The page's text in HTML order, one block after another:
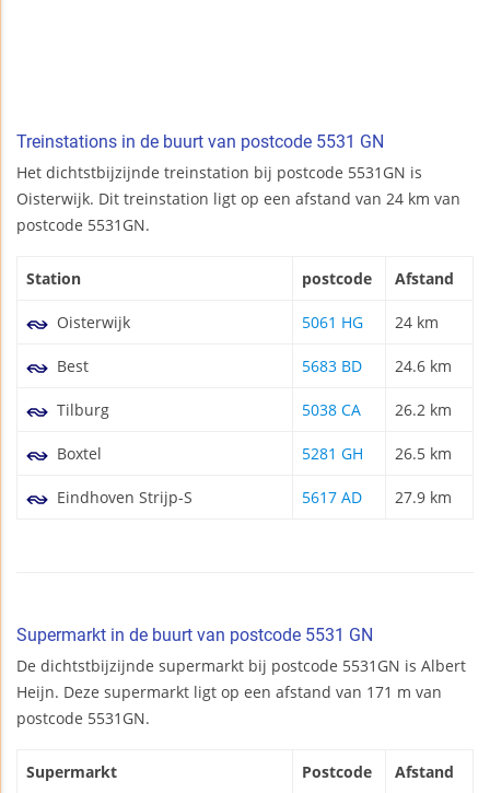
Treinstations in de buurt van postcode 5531 GN
Het dichtstbijzijnde treinstation bij postcode 5531GN is
Oisterwijk. Dit treinstation ligt op een afstand van 24 km van
postcode 5531GN.
Station postcode Afstand
Oisterwijk 5061 HG 24 km
Best 5683 BD 24.6 km
Tilburg 5038 CA 26.2 km
Boxtel 5281 GH 26.5 km
Eindhoven Strijp-S 5617 AD 27.9 km
Supermarkt in de buurt van postcode 5531 GN
De dichtstbijzijnde supermarkt bij postcode 5531GN is Albert
Heijn. Deze supermarkt ligt op een afstand van 171 m van
postcode 5531GN.
Supermarkt Postcode Afstand